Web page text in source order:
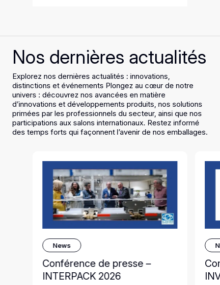
Nos dernières actualités
Explorez nos dernières actualités : innovations,
distinctions et événements Plongez au cœur de notre
univers : découvrez nos avancées en matière
d’innovations et développements produits, nos solutions
primées par les professionnels du secteur, ainsi que nos
participations aux salons internationaux. Restez informé
des temps forts qui façonnent l’avenir de nos emballages.
News
Conférence de presse –
INTERPACK 2026